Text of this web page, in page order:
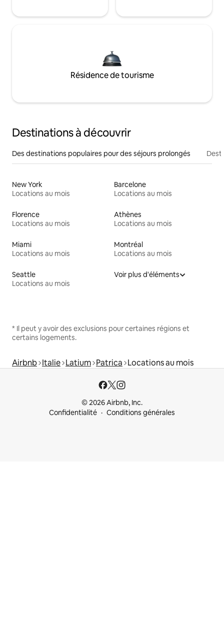
Résidence de tourisme
Destinations à découvrir
Des destinations populaires pour des séjours prolongés
New York
Locations au mois
Barcelone
Locations au mois
Florence
Locations au mois
Athènes
Locations au mois
Miami
Locations au mois
Montréal
Locations au mois
Seattle
Locations au mois
Voir plus d'éléments
* Il peut y avoir des exclusions pour certaines régions et
certains logements.
Airbnb Italie Latium Patrica Locations au mois
© 2026 Airbnb, Inc.
Confidentialité
Conditions générales